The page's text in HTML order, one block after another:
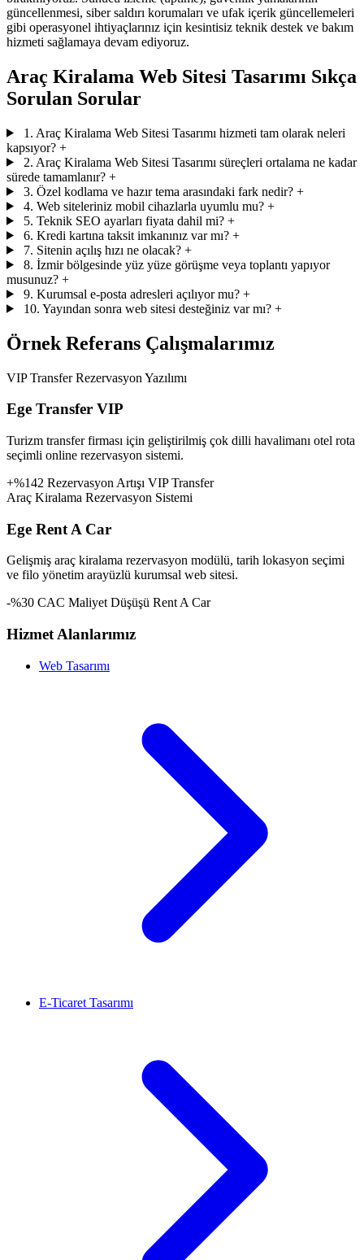
güncellenmesi, siber saldırı korumaları ve ufak içerik güncellemeleri
gibi operasyonel ihtiyaçlarınız için kesintisiz teknik destek ve bakım
hizmeti sağlamaya devam ediyoruz.
Araç Kiralama Web Sitesi Tasarımı Sıkça
Sorulan Sorular
1. Araç Kiralama Web Sitesi Tasarımı hizmeti tam olarak neleri
kapsıyor? +
2. Araç Kiralama Web Sitesi Tasarımı süreçleri ortalama ne kadar
sürede tamamlanır? +
3. Özel kodlama ve hazır tema arasındaki fark nedir? +
4. Web siteleriniz mobil cihazlarla uyumlu mu? +
5. Teknik SEO ayarları fiyata dahil mi? +
6. Kredi kartına taksit imkanınız var mı? +
7. Sitenin açılış hızı ne olacak? +
8. İzmir bölgesinde yüz yüze görüşme veya toplantı yapıyor
musunuz? +
9. Kurumsal e-posta adresleri açılıyor mu? +
10. Yayından sonra web sitesi desteğiniz var mı? +
Örnek Referans Çalışmalarımız
VIP Transfer Rezervasyon Yazılımı
Ege Transfer VIP
Turizm transfer firması için geliştirilmiş çok dilli havalimanı otel rota
seçimli online rezervasyon sistemi.
+%142 Rezervasyon Artışı VIP Transfer
Araç Kiralama Rezervasyon Sistemi
Ege Rent A Car
Gelişmiş araç kiralama rezervasyon modülü, tarih lokasyon seçimi
ve filo yönetim arayüzlü kurumsal web sitesi.
-%30 CAC Maliyet Düşüşü Rent A Car
Hizmet Alanlarımız
Web Tasarımı
E-Ticaret Tasarımı